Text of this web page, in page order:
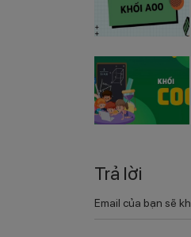
Trả lời
Email của bạn sẽ